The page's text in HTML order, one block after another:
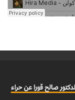
صالح قورا عن حراء